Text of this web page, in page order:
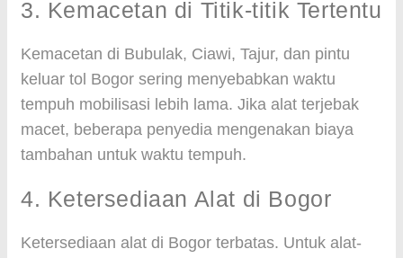
3. Kemacetan di Titik-titik Tertentu
Kemacetan di Bubulak, Ciawi, Tajur, dan pintu
keluar tol Bogor sering menyebabkan waktu
tempuh mobilisasi lebih lama. Jika alat terjebak
macet, beberapa penyedia mengenakan biaya
tambahan untuk waktu tempuh.
4. Ketersediaan Alat di Bogor
Ketersediaan alat di Bogor terbatas. Untuk alat-